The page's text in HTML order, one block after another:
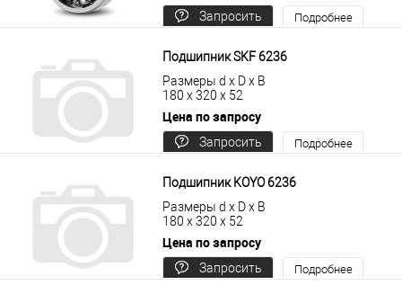
Запросить
Подробнее
Подшипник SKF 6236
Размеры d x D x B
180 x 320 x 52
Цена по запросу
Запросить
Подробнее
Подшипник KOYO 6236
Размеры d x D x B
180 x 320 x 52
Цена по запросу
Запросить
Подробнее